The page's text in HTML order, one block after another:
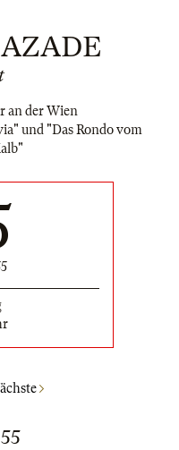
an der Wien
und "Das Rondo vom